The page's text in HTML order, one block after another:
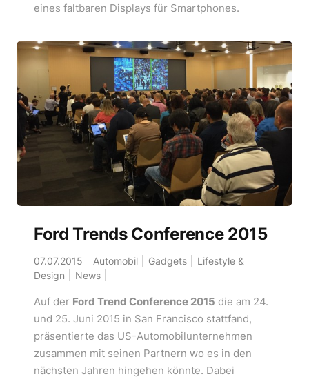
eines faltbaren Displays für Smartphones.
Ford Trends Conference 2015
07.07.2015 Automobil Gadgets
Lifestyle &
Design
News
Auf der Ford Trend Conference 2015 die am 24.
und 25. Juni 2015 in San Francisco stattfand,
präsentierte das US-Automobilunternehmen
zusammen mit seinen Partnern wo es in den
nächsten Jahren hingehen könnte. Dabei